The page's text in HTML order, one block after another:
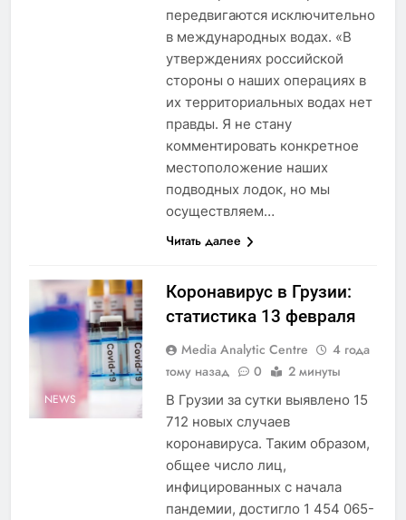
передвигаются исключительно
в международных водах. «В
утверждениях российской
стороны о наших операциях в
их территориальных водах нет
правды. Я не стану
комментировать конкретное
местоположение наших
подводных лодок, но мы
осуществляем…
Читать далее
NEWS
Коронавирус в Грузии:
статистика 13 февраля
Media Analytic Centre
4 года
тому назад
0 2 минуты
В Грузии за сутки выявлено 15
712 новых случаев
коронавируса. Таким образом,
общее число лиц,
инфицированных с начала
пандемии, достигло 1 454 065-